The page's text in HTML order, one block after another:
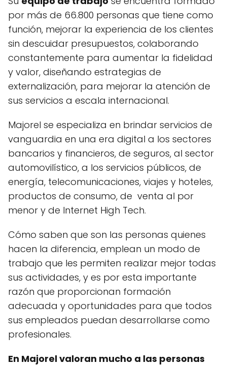
por más de 66.800 personas que tiene como
función, mejorar la experiencia de los clientes
sin descuidar presupuestos, colaborando
constantemente para aumentar la fidelidad
y valor, diseñando estrategias de
externalización, para mejorar la atención de
sus servicios a escala internacional.
Majorel se especializa en brindar servicios de
vanguardia en una era digital a los sectores
bancarios y financieros, de seguros, al sector
automovilístico, a los servicios públicos, de
energía, telecomunicaciones, viajes y hoteles,
productos de consumo, de venta al por
menor y de Internet High Tech.
Cómo saben que son las personas quienes
hacen la diferencia, emplean un modo de
trabajo que les permiten realizar mejor todas
sus actividades, y es por esta importante
razón que proporcionan formación
adecuada y oportunidades para que todos
sus empleados puedan desarrollarse como
profesionales.
En Majorel valoran mucho a las personas